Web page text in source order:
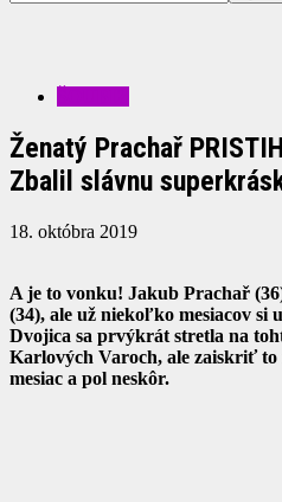
Ženatý Prachař
Zbalil slávnu
18. októbra 2019
A je to vonku! Jakub Prachař
(34), ale už niekoľko mesiacov si
Dvojica sa prvýkrát stretla na
Karlových Varoch, ale zaiskriť to
mesiac a pol neskôr.